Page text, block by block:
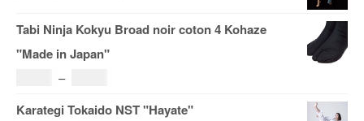
prix :
185.00€
Tabi Ninja Kokyu Broad noir coton 4 Kohaze
"Made in Japan"
–
de
Karategi Tokaido NST "Hayate"